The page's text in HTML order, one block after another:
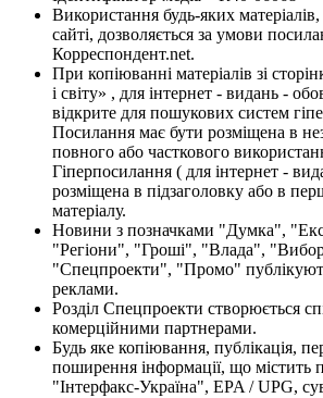
Використання будь-яких
сайті, дозволяється за умови
Корреспондент.net.
При копіюванні матеріалів зі
і світу» , для інтернет - видань -
відкрите для пошукових систем
Посилання має бути розміщена в
повного або часткового
Гіперпосилання ( для інтернет -
розміщена в підзаголовку або в
матеріалу.
Новини з позначками "Думка",
"Регіони", "Гроші", "Влада",
"Спецпроекти", "Промо"
реклами.
Розділ Спецпроекти створюється
комерційними партнерами.
Будь яке копіювання, публікація,
поширення інформації, що містить
"Інтерфакс-Україна", EPA / UPG,